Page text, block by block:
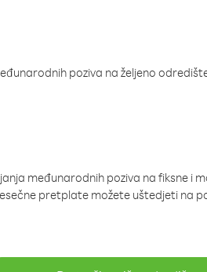
poziva na željeno
međunarodnih poziva na fiksne i
pretplate možete uštedjeti na